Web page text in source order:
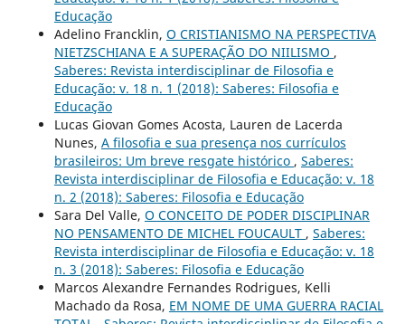
Educação
Adelino Francklin, O CRISTIANISMO NA PERSPECTIVA
NIETZSCHIANA E A SUPERAÇÃO DO NIILISMO ,
Saberes: Revista interdisciplinar de Filosofia e
Educação: v. 18 n. 1 (2018): Saberes: Filosofia e
Educação
Lucas Giovan Gomes Acosta, Lauren de Lacerda
Nunes, A filosofia e sua presença nos currículos
brasileiros: Um breve resgate histórico , Saberes:
Revista interdisciplinar de Filosofia e Educação: v. 18
n. 2 (2018): Saberes: Filosofia e Educação
Sara Del Valle, O CONCEITO DE PODER DISCIPLINAR
NO PENSAMENTO DE MICHEL FOUCAULT , Saberes:
Revista interdisciplinar de Filosofia e Educação: v. 18
n. 3 (2018): Saberes: Filosofia e Educação
Marcos Alexandre Fernandes Rodrigues, Kelli
Machado da Rosa, EM NOME DE UMA GUERRA RACIAL